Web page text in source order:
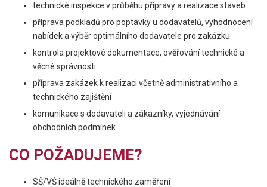
technické inspekce v průběhu přípravy a realizace staveb
příprava podkladů pro poptávky u dodavatelů, vyhodnocení
nabídek a výběr optimálního dodavatele pro zakázku
kontrola projektové dokumentace, ověřování technické a
věcné správnosti
příprava zakázek k realizaci včetně administrativního a
technického zajištění
komunikace s dodavateli a zákazníky, vyjednávání
obchodních podmínek
CO POŽADUJEME?
SŠ/VŠ ideálně technického zaměření